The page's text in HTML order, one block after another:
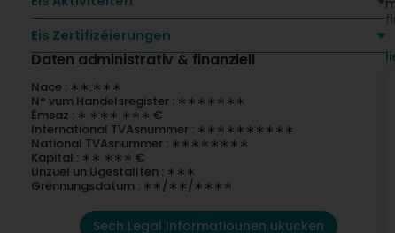
Eis Zertifizéierungen
Daten administrativ & finanziell
Nace : ∗∗.∗∗∗
N° vum Handelsregister : ∗∗∗∗∗∗∗
Ëmsaz : ∗ ∗∗∗ ∗∗∗ €
International TVAsnummer : ∗∗∗∗∗∗∗∗∗∗
National TVAsnummer : ∗∗∗∗∗∗∗∗
Kapital : ∗∗ ∗∗∗ €
Unzuel un Ugestallten : ∗∗∗
Grënnungsdatum : ∗∗/∗∗/∗∗∗∗
Sech Legal Informatiounen ukucken